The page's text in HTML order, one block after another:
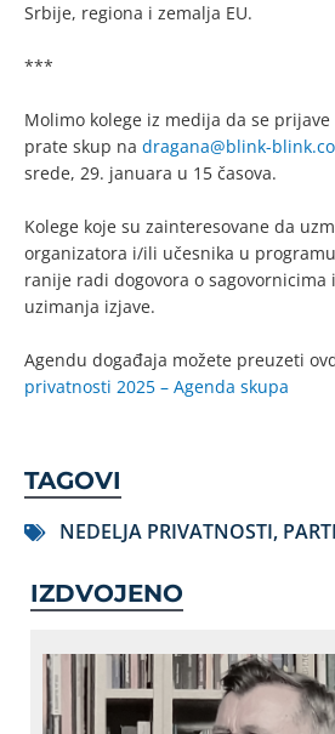
Srbije, regiona i zemalja EU.
***
Molimo kolege iz medija da se prijave
prate skup na dragana@blink-
srede, 29. januara u 15 časova.
Kolege koje su zainteresovane da
organizatora i/ili učesnika u
ranije radi dogovora o sagovornicima
uzimanja izjave.
Agendu događaja možete preuzeti
privatnosti 2025 – Agenda skupa
TAGOVI
NEDELJA PRIVATNOSTI,
IZDVOJENO